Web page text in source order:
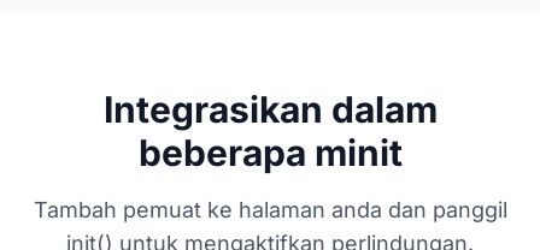
Integrasikan dalam
beberapa minit
Tambah pemuat ke halaman anda dan panggil
init() untuk mengaktifkan perlindungan.